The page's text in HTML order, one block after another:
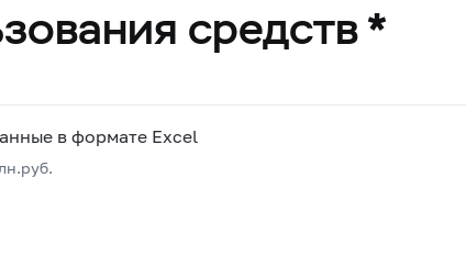
средств *
в формате Excel